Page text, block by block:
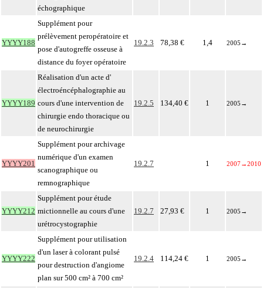
échographique
YYYY188
Supplément pour
prélèvement peropératoire et
pose d'autogreffe osseuse à
distance du foyer opératoire
19.2.3 78,38 € 1,4 2005 →
YYYY189
Réalisation d'un acte d'
électroéncéphalographie au
cours d'une intervention de
chirurgie endo thoracique ou
de neurochirurgie
19.2.5 134,40 € 1 2005 →
YYYY201
Supplément pour archivage
numérique d'un examen
scanographique ou
remnographique
19.2.7 1 2007→2010
YYYY212
Supplément pour étude
mictionnelle au cours d'une
urétrocystographie
19.2.7 27,93 € 1 2005 →
YYYY222
Supplément pour utilisation
d'un laser à colorant pulsé
pour destruction d'angiome
plan sur 500 cm² à 700 cm²
19.2.4 114,24 € 1 2005 →